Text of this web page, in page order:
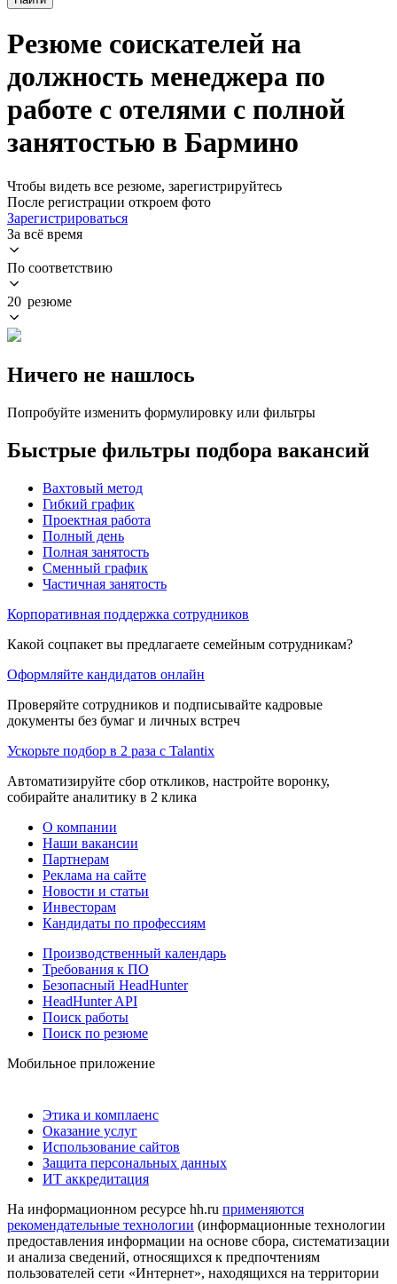
Резюме соискателей на
должность менеджера по
работе с отелями с полной
занятостью в Бармино
Чтобы видеть все резюме, зарегистрируйтесь
После регистрации откроем фото
Зарегистрироваться
За всё время
По соответствию
20 резюме
Ничего не нашлось
Попробуйте изменить формулировку или фильтры
Быстрые фильтры подбора вакансий
Вахтовый метод
Гибкий график
Проектная работа
Полный день
Полная занятость
Сменный график
Частичная занятость
Корпоративная поддержка сотрудников
Какой соцпакет вы предлагаете семейным сотрудникам?
Оформляйте кандидатов онлайн
Проверяйте сотрудников и подписывайте кадровые
документы без бумаг и личных встреч
Ускорьте подбор в 2 раза с Talantix
Автоматизируйте сбор откликов, настройте воронку,
собирайте аналитику в 2 клика
О компании
Наши вакансии
Партнерам
Реклама на сайте
Новости и статьи
Инвесторам
Кандидаты по профессиям
Производственный календарь
Требования к ПО
Безопасный HeadHunter
HeadHunter API
Поиск работы
Поиск по резюме
Мобильное приложение
Этика и комплаенс
Оказание услуг
Использование сайтов
Защита персональных данных
ИТ аккредитация
На информационном ресурсе hh.ru применяются
рекомендательные технологии (информационные технологии
предоставления информации на основе сбора, систематизации
и анализа сведений, относящихся к предпочтениям
пользователей сети «Интернет», находящихся на территории